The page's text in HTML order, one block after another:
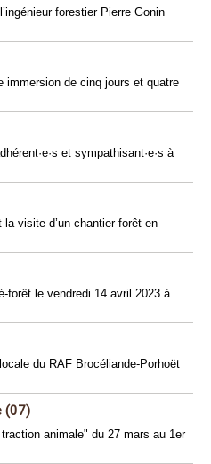
forestier Pierre Gonin
immersion de cinq jours et quatre
et sympathisant·e·s à
visite d’un chantier-forêt en
forêt le vendredi 14 avril 2023 à
du RAF Brocéliande-Porhoët
(07)
animale" du 27 mars au 1er